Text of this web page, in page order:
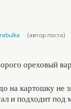
(автор поста)
ореховый
на картошку не
и подходит под